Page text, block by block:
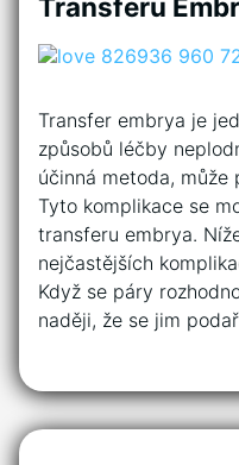
Transfer embrya je
způsobů léčby
účinná metoda, může
Tyto komplikace se
transferu embrya.
nejčastějších
Když se páry
naději, že se jim